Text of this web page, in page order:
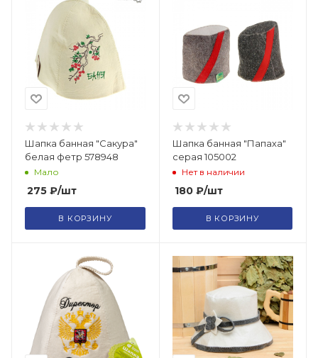
Шапка банная "Сакура"
белая фетр 578948
Мало
275 ₽/шт
В КОРЗИНУ
Шапка банная "Папаха"
серая 105002
Нет в наличии
180₽/шт
В КОРЗИНУ